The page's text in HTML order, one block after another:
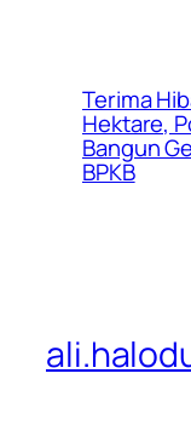
Terima
Hektare,
Bangun
BPKB